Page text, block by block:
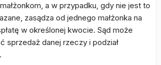
a w przypadku, gdy nie jest to
zasądza od jednego małżonka na
w określonej kwocie. Sąd może
sprzedaż danej rzeczy i podział